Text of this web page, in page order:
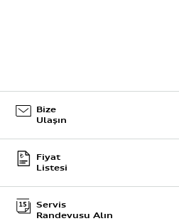
Bize
Ulaşın
Fiyat
Listesi
Servis
Randevusu Alın